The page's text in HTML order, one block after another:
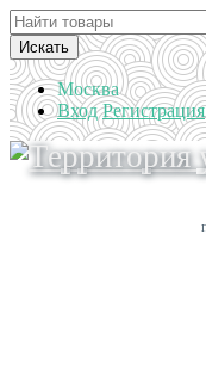
Искать
Москва
Вход Регистрация